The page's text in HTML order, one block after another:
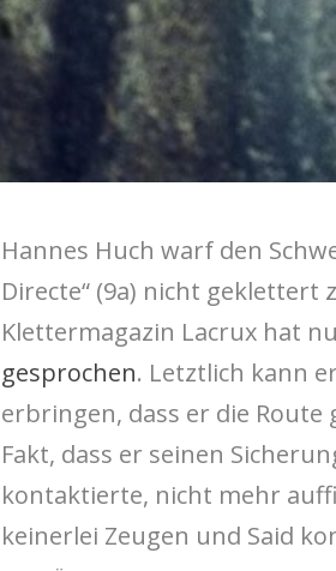
Hannes Huch warf den
Directe“ (9a) nicht geklettert
Klettermagazin Lacrux hat
gesprochen. Letztlich kann
erbringen, dass er die
Fakt, dass er seinen
kontaktierte, nicht mehr
keinerlei Zeugen und Said